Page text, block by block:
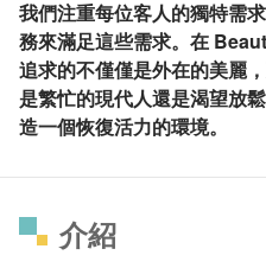
我們注重每位客人的獨特需
務來滿足這些需求。在
追求的不僅僅是外在的美麗
是繁忙的現代人還是渴望放
造一個恢復活力的環境。
介紹